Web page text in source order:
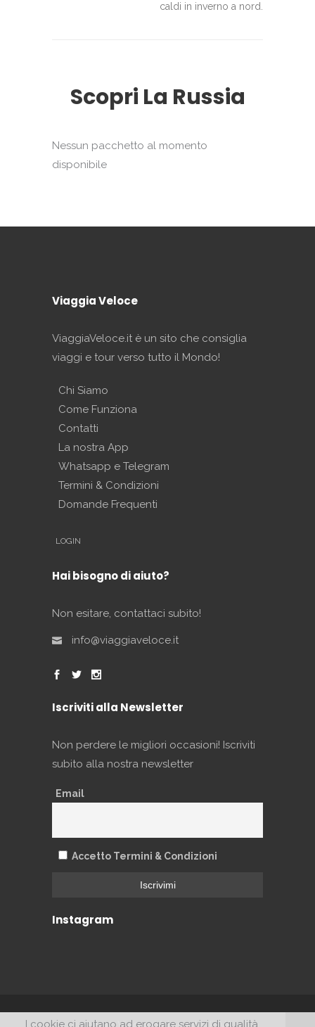
caldi in inverno a nord.
Scopri La Russia
Nessun pacchetto al momento
disponibile
Viaggia Veloce
ViaggiaVeloce.it è un sito che consiglia
viaggi e tour verso tutto il Mondo!
Chi Siamo
Come Funziona
Contatti
La nostra App
Whatsapp e Telegram
Termini & Condizioni
Domande Frequenti
LOGIN
Hai bisogno di aiuto?
Non esitare, contattaci subito!
info@viaggiaveloce.it
Iscriviti alla Newsletter
Non perdere le migliori occasioni! Iscriviti
subito alla nostra newsletter
Email
Accetto Termini & Condizioni
Instagram
I cookie ci aiutano ad erogare servizi di qualità.